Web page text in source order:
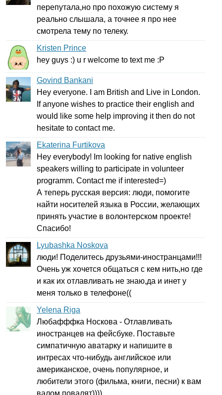
перепутала,но про похожую систему я
реально слышала, а точнее я про нее
смотрела тему по телеку.
Kristen Prince
hey guys :) u r welcome to text me :P
Govind Bankani
Hey everyone. am British and Live in London.
If anyone wishes to practice their english and
would
like some help improving it then do not
hesitate to contact me.
Ekaterina Furtikova
Hey everybody! Im looking for native english
speakers willing to participate in volunteer
programm. Contact me if interested=)
А теперь русская версия: люди, помогите
найти носителей языка в России, желающих
принять участие в волонтерском проекте!
Спасибо!
Lyubashka Noskova
люди! Поделитесь друзьями-иностранцами!!!
Очень уж хочется общаться с кем нить,но где
и как их отлавливать не знаю,да и инет у
меня только в телефоне((
Yelena Riga
Любафффка Носкова - Отлавливать
иностранцев на фейсбуке. Поставьте
симпатичную аватарку и напишите в
интресах что-нибудь английское или
американское, очень популярное, и
любители этого (фильма, книги, песни) к вам
валом повалят))))